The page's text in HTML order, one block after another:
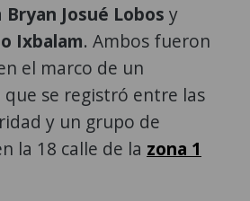
Bryan Josué Lobos y
Ixbalam. Ambos fueron
el marco de un
se registró entre las
y un grupo de
la 18 calle de la zona 1